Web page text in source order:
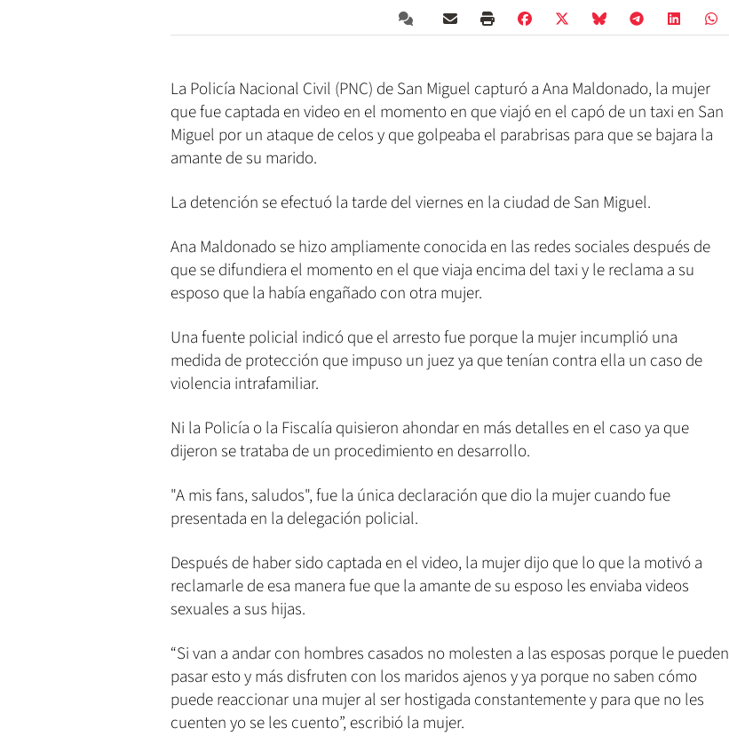
La Policía Nacional Civil (PNC) de San Miguel capturó a Ana Maldonado, la mujer
que fue captada en video en el momento en que viajó en el capó de un taxi en San
Miguel por un ataque de celos y que golpeaba el parabrisas para que se bajara la
amante de su marido.
La detención se efectuó la tarde del viernes en la ciudad de San Miguel.
Ana Maldonado se hizo ampliamente conocida en las redes sociales después de
que se difundiera el momento en el que viaja encima del taxi y le reclama a su
esposo que la había engañado con otra mujer.
Una fuente policial indicó que el arresto fue porque la mujer incumplió una
medida de protección que impuso un juez ya que tenían contra ella un caso de
violencia intrafamiliar.
Ni la Policía o la Fiscalía quisieron ahondar en más detalles en el caso ya que
dijeron se trataba de un procedimiento en desarrollo.
"A mis fans, saludos", fue la única declaración que dio la mujer cuando fue
presentada en la delegación policial.
Después de haber sido captada en el video, la mujer dijo que lo que la motivó a
reclamarle de esa manera fue que la amante de su esposo les enviaba videos
sexuales a sus hijas.
“Si van a andar con hombres casados no molesten a las esposas porque le pueden
pasar esto y más disfruten con los maridos ajenos y ya porque no saben cómo
puede reaccionar una mujer al ser hostigada constantemente y para que no les
cuenten yo se les cuento”, escribió la mujer.